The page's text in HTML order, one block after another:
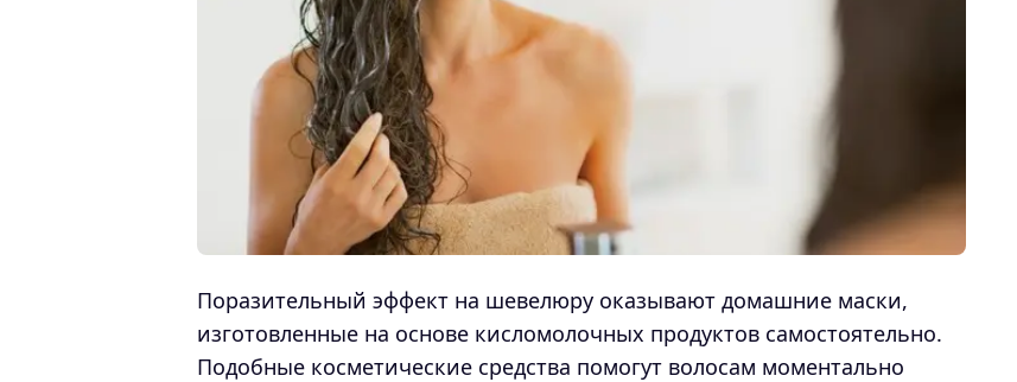
Поразительный эффект на шевелюру оказывают домашние маски,
изготовленные на основе кисломолочных продуктов самостоятельно.
Подобные косметические средства помогут волосам моментально